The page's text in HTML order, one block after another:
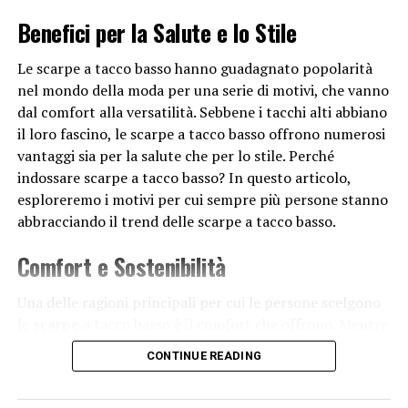
significativa sulla moda e sulle tendenze. Le celebrità, gli
influencer e le campagne pubblicitarie dei marchi di
moda possono spingere le persone a seguire determinati
stili e tendenze. La promozione costante di nuovi
prodotti e di immagini idealizzate della moda può
influenzare le scelte delle persone e portarle a seguire la
moda per sentirsi al passo con i tempi.
Economia e industria della moda: La moda è anche
un’industria economica importante, che genera profitti
e occupazione. Molte persone seguono la moda perché
amano lo shopping e l’esperienza di acquistare nuovi
capi di abbigliamento. La moda può essere vista come un
influenza sull’economia globale, con catene di
produzione, vendita al dettaglio e marketing che
Benefici per la Salute e lo Stile
Le scarpe a tacco basso hanno guadagnato popolarità
nel mondo della moda per una serie di motivi, che vanno
dal comfort alla versatilità. Sebbene i tacchi alti abbiano
il loro fascino, le scarpe a tacco basso offrono numerosi
vantaggi sia per la salute che per lo stile. Perché
indossare scarpe a tacco basso? In questo articolo,
esploreremo i motivi per cui sempre più persone stanno
abbracciando il trend delle scarpe a tacco basso.
Comfort e Sostenibilità
i tacchi alti possono essere eleganti, camminarci per
lunghe distanze può essere doloroso e scomodo. I tacchi
CONTINUE READING